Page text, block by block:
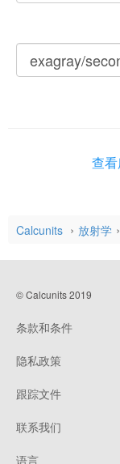
查
Calcunits 放射学
© Calcunits 2019
条款和条件
隐私政策
跟踪文件
联系我们
语言